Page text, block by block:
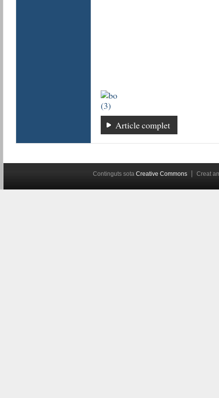
Article complet
Continguts sota Creative Commons Creat